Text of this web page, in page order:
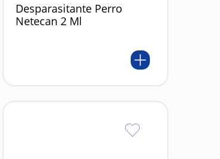
Desparasitante Perro
Netecan 2 Ml